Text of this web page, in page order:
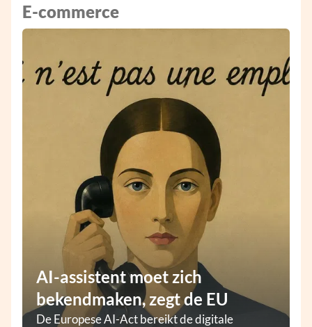
E-commerce
AI-assistent moet zich
bekendmaken, zegt de EU
De Europese AI-Act bereikt de digitale